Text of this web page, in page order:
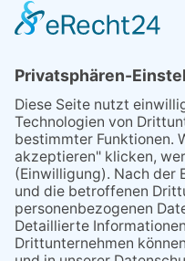
97421 Schweinfurt
Telefon 09721 7025-31